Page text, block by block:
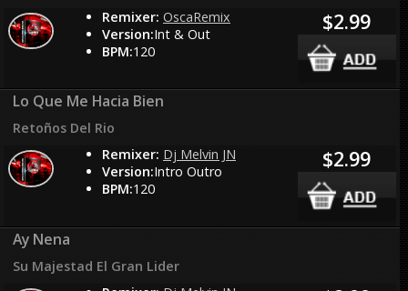
Remixer: OscaRemix
Version:Int & Out
BPM:120
$2.99
Lo Que Me Hacia Bien
Retoños Del Rio
Remixer: Dj Melvin JN
Version:Intro Outro
BPM:120
$2.99
Ay Nena
Su Majestad El Gran Lider